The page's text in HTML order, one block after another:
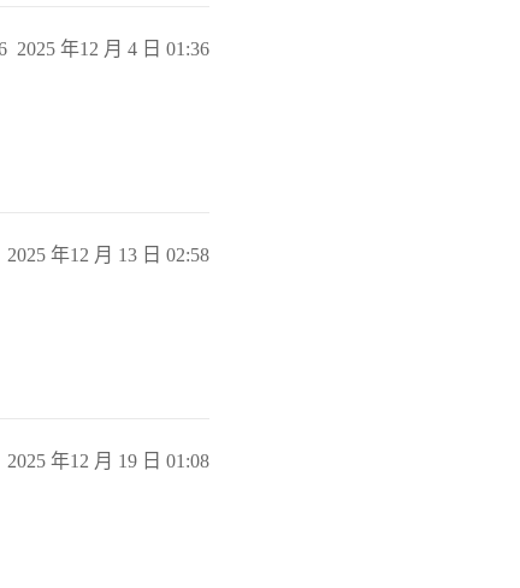
2025 年12 月 4 日 01:36
2025 年12 月 13 日 02:58
2025 年12 月 19 日 01:08